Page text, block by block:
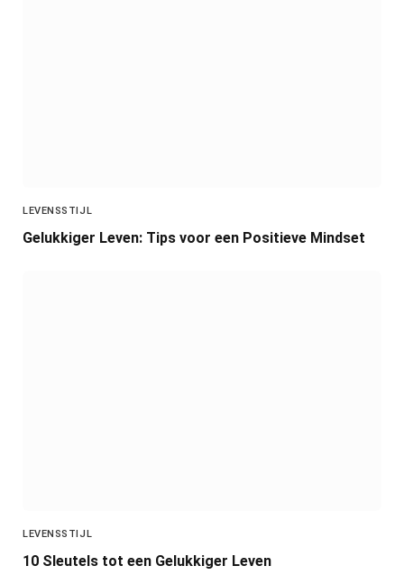
LEVENSSTIJL
Gelukkiger Leven: Tips voor een Positieve Mindset
LEVENSSTIJL
10 Sleutels tot een Gelukkiger Leven